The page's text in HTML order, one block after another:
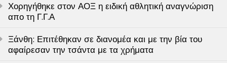
Χορηγήθηκε στον ΑΟΞ η ειδική αθλητική αναγνώριση
απο τη Γ.Γ.Α
Ξάνθη: Επιτέθηκαν σε διανομέα και με την βία του
αφαίρεσαν την τσάντα με τα χρήματα